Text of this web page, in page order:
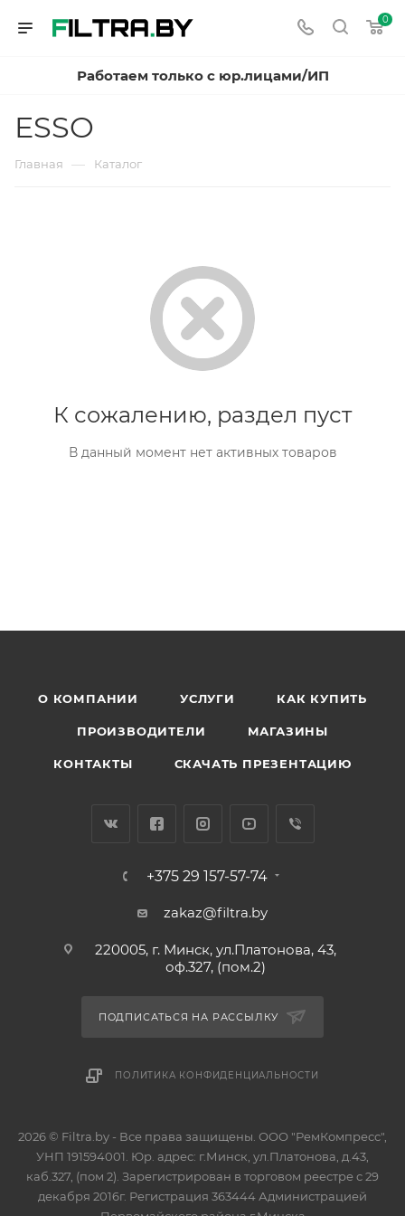
0
Работаем только с юр.лицами/ИП
ESSO
Главная — Каталог
К сожалению, раздел пуст
В данный момент нет активных товаров
О КОМПАНИИ УСЛУГИ КАК КУПИТЬ
ПРОИЗВОДИТЕЛИ МАГАЗИНЫ
КОНТАКТЫ СКАЧАТЬ ПРЕЗЕНТАЦИЮ
+375 29 157-57-74
zakaz@filtra.by
220005, г. Минск, ул.Платонова, 43,
оф.327, (пом.2)
ПОДПИСАТЬСЯ НА РАССЫЛКУ
ПОЛИТИКА КОНФИДЕНЦИАЛЬНОСТИ
2026 © Filtra.by - Все права защищены. ООО "РемКомпресс",
УНП 191594001. Юр. адрес: г.Минск, ул.Платонова, д.43,
каб.327, (пом 2). Зарегистрирован в торговом реестре с 29
декабря 2016г. Регистрация 363444 Администрацией